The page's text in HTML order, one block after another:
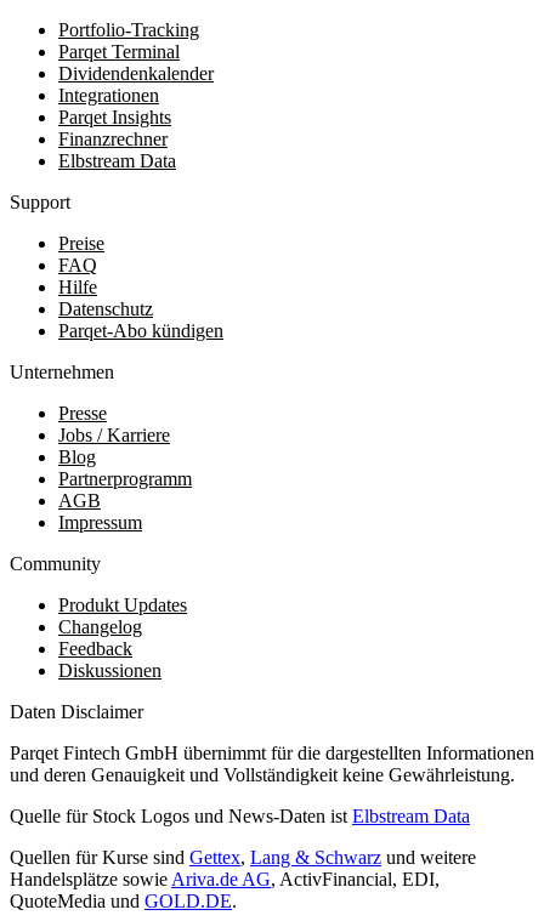
Portfolio-Tracking
Parqet Terminal
Dividendenkalender
Integrationen
Parqet Insights
Finanzrechner
Elbstream Data
Support
Preise
FAQ
Hilfe
Datenschutz
Parqet-Abo kündigen
Unternehmen
Presse
Jobs / Karriere
Blog
Partnerprogramm
AGB
Impressum
Community
Produkt Updates
Changelog
Feedback
Diskussionen
Daten Disclaimer
Parqet Fintech GmbH übernimmt für die dargestellten Informationen
und deren Genauigkeit und Vollständigkeit keine Gewährleistung.
Quelle für Stock Logos und News-Daten ist Elbstream Data
Quellen für Kurse sind Gettex, Lang & Schwarz und weitere
Handelsplätze sowie Ariva.de AG, ActivFinancial, EDI,
QuoteMedia und GOLD.DE.